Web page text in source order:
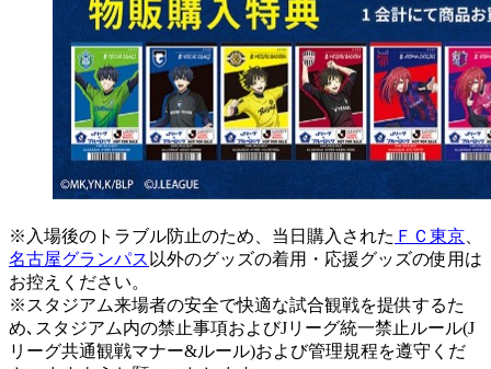
※入場後のトラブル防止のため、当日購入された ＦＣ東京
名古屋グランパス 以外のグッズの着用・応援グッズの使用は
お控えください。
※スタジアム来場者の安全で快適な試合観戦を提供するた
め､スタジアム内の禁止事項およびJリーグ統一禁止ルール(J
リーグ共通観戦マナー&ルール)および管理規程を遵守くだ